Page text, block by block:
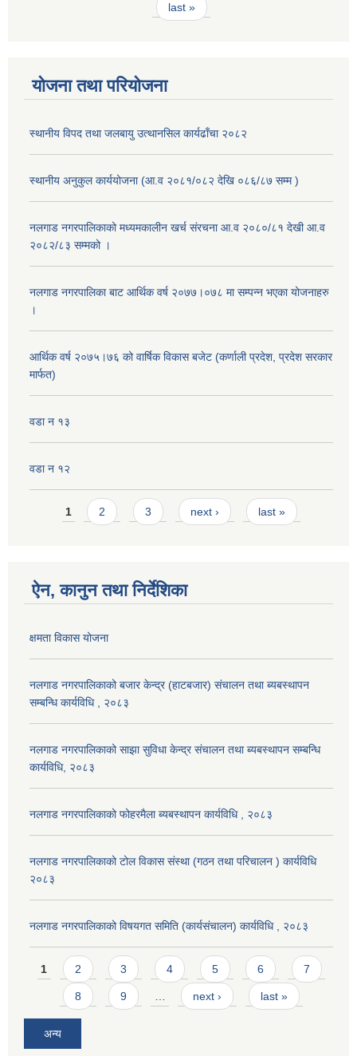
last »
योजना तथा परियोजना
स्थानीय विपद तथा जलबायु उत्थानसिल कार्यढाँचा २०८२
स्थानीय अनुकुल कार्ययोजना (आ.व २०८१/०८२ देखि ०८६/८७ सम्म )
नलगाड नगरपालिकाको मध्यमकालीन खर्च संरचना आ.व २०८०/८१ देखी आ.व
२०८२/८३ सम्मको ।
नलगाड नगरपालिका बाट आर्थिक वर्ष २०७७।०७८ मा सम्पन्न भएका योजनाहरु
।
आर्थिक वर्ष २०७५।७६ को वार्षिक विकास बजेट (कर्णाली प्रदेश, प्रदेश सरकार
मार्फत)
वडा न १३
वडा न १२
Pages
1 2 3 next › last »
ऐन, कानुन तथा निर्देशिका
क्षमता विकास योजना
नलगाड नगरपालिकाको बजार केन्द्र (हाटबजार) संचालन तथा ब्यबस्थापन
सम्बन्धि कार्यविधि , २०८३
नलगाड नगरपालिकाको साझा सुविधा केन्द्र संचालन तथा ब्यबस्थापन सम्बन्धि
कार्यविधि, २०८३
नलगाड नगरपालिकाको फोहरमैला ब्यबस्थापन कार्यविधि , २०८३
नलगाड नगरपालिकाको टोल विकास संस्था (गठन तथा परिचालन ) कार्यविधि
२०८३
नलगाड नगरपालिकाको विषयगत समिति (कार्यसंचालन) कार्यविधि , २०८३
Pages
1 2 3 4 5 6 7
8 9 next › last »
अन्य